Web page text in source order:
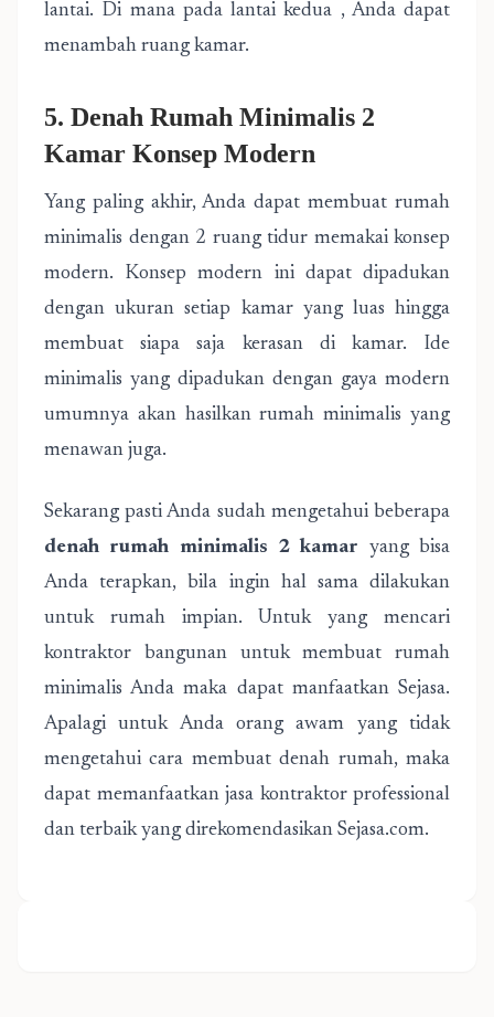
lantai. Di mana pada lantai kedua , Anda dapat
menambah ruang kamar.
5. Denah Rumah Minimalis 2
Kamar Konsep Modern
Yang paling akhir, Anda dapat membuat rumah
minimalis dengan 2 ruang tidur memakai konsep
modern. Konsep modern ini dapat dipadukan
dengan ukuran setiap kamar yang luas hingga
membuat siapa saja kerasan di kamar. Ide
minimalis yang dipadukan dengan gaya modern
umumnya akan hasilkan rumah minimalis yang
menawan juga.
Sekarang pasti Anda sudah mengetahui beberapa
denah rumah minimalis 2 kamar yang bisa
Anda terapkan, bila ingin hal sama dilakukan
untuk rumah impian. Untuk yang mencari
kontraktor bangunan untuk membuat rumah
minimalis Anda maka dapat manfaatkan Sejasa.
Apalagi untuk Anda orang awam yang tidak
mengetahui cara membuat denah rumah, maka
dapat memanfaatkan jasa kontraktor professional
dan terbaik yang direkomendasikan Sejasa.com.